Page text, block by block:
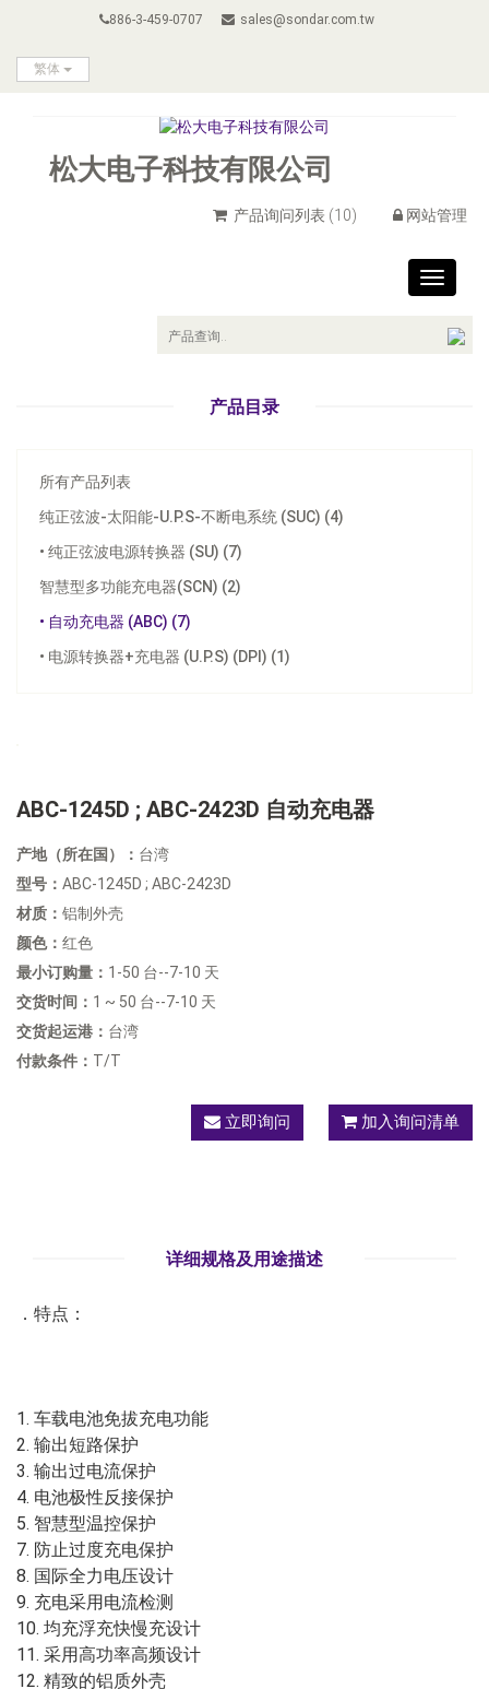
886-3-459-0707 sales@sondar.com.tw
繁体
松大电子科技有限公司
产品询问列表 (10) 网站管理
Toggle
产品目录
所有产品列表
纯正弦波-太阳能-U.P.S-不断电系统 (SUC) (4)
• 纯正弦波电源转换器 (SU) (7)
智慧型多功能充电器(SCN) (2)
• 自动充电器 (ABC) (7)
• 电源转换器+充电器 (U.P.S) (DPI) (1)
ABC-1245D ; ABC-2423D 自动充电器
产地（所在国）： 台湾
型号： ABC-1245D ; ABC-2423D
材质： 铝制外壳
颜色： 红色
最小订购量： 1-50 台--7-10 天
交货时间： 1 ~ 50 台--7-10 天
交货起运港： 台湾
付款条件： T/T
立即询问 加入询问清单
详细规格及用途描述
．特点：
1. 车载电池免拔充电功能
2. 输出短路保护
3. 输出过电流保护
4. 电池极性反接保护
5. 智慧型温控保护
7. 防止过度充电保护
8. 国际全力电压设计
9. 充电采用电流检测
10. 均充浮充快慢充设计
11. 采用高功率高频设计
12. 精致的铝质外壳